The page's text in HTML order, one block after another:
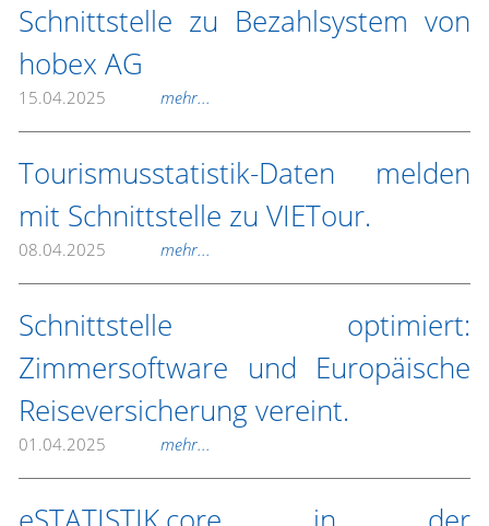
Schnittstelle zu Bezahlsystem von
hobex AG
15.04.2025 mehr...
Tourismusstatistik-Daten melden
mit Schnittstelle zu VIETour.
08.04.2025 mehr...
Schnittstelle optimiert:
Zimmersoftware und Europäische
Reiseversicherung vereint.
01.04.2025 mehr...